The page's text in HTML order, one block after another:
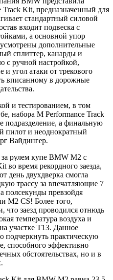
Track Kit, предназначенный для
стандартный силовой
входит подвеска с
а основной упор
дополнительные
сплиттер, канарды и
с ручной настройкой,
и угол атаки от трекового
вписанному в дорожные
и тестированием, в том
набора M Performance Track
подразделение, а финальную
пилот и неоднократный
Вайдингер.
рулем купе BMW M2 с
во время рекордного заезда,
день двухдверка смогла
трассу за впечатляющие 7
полсекунды превзойдя
M2 CS! Более того,
что заезд проводился отнюдь
температура воздуха и
участке T13. Данное
подчеркнуть практическую
способного эффективно
обстоятельствах, но и в